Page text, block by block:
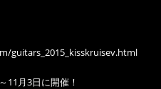
guitars_2015_kisskruisev.html
11月3日に開催！